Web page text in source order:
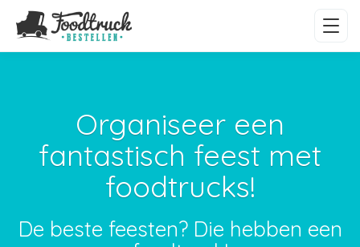
Organiseer een
fantastisch feest met
foodtrucks!
De beste feesten? Die hebben een